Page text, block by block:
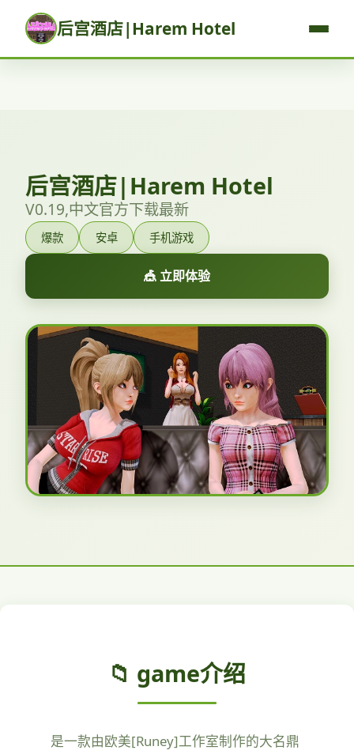
后宫酒店|Harem Hotel
后宫酒店|Harem Hotel
V0.19,中文官方下载最新
爆款 安卓 手机游戏
🎪 立即体验
📁 game介绍
是一款由欧美[Runey]工作室制作的大名鼎